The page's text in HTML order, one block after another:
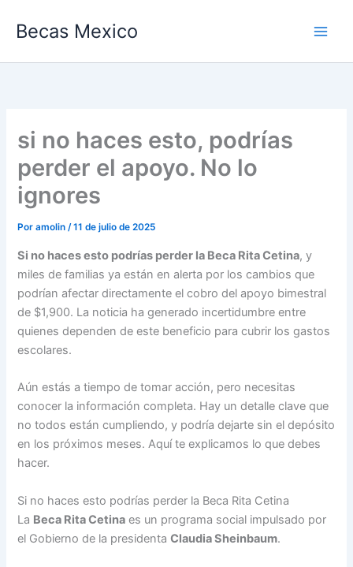
Becas Mexico
si no haces esto, podrías
perder el apoyo. No lo
ignores
Poramolin/11 de julio de 2025
Si no haces esto podrías perder la Beca Rita Cetina, y
miles de familias ya están en alerta por los cambios que
podrían afectar directamente el cobro del apoyo bimestral
de $1,900. La noticia ha generado incertidumbre entre
quienes dependen de este beneficio para cubrir los gastos
escolares.
Aún estás a tiempo de tomar acción, pero necesitas
conocer la información completa. Hay un detalle clave que
no todos están cumpliendo, y podría dejarte sin el depósito
en los próximos meses. Aquí te explicamos lo que debes
hacer.
Si no haces esto podrías perder la Beca Rita Cetina
La Beca Rita Cetina es un programa social impulsado por
el Gobierno de la presidentaClaudia Sheinbaum.